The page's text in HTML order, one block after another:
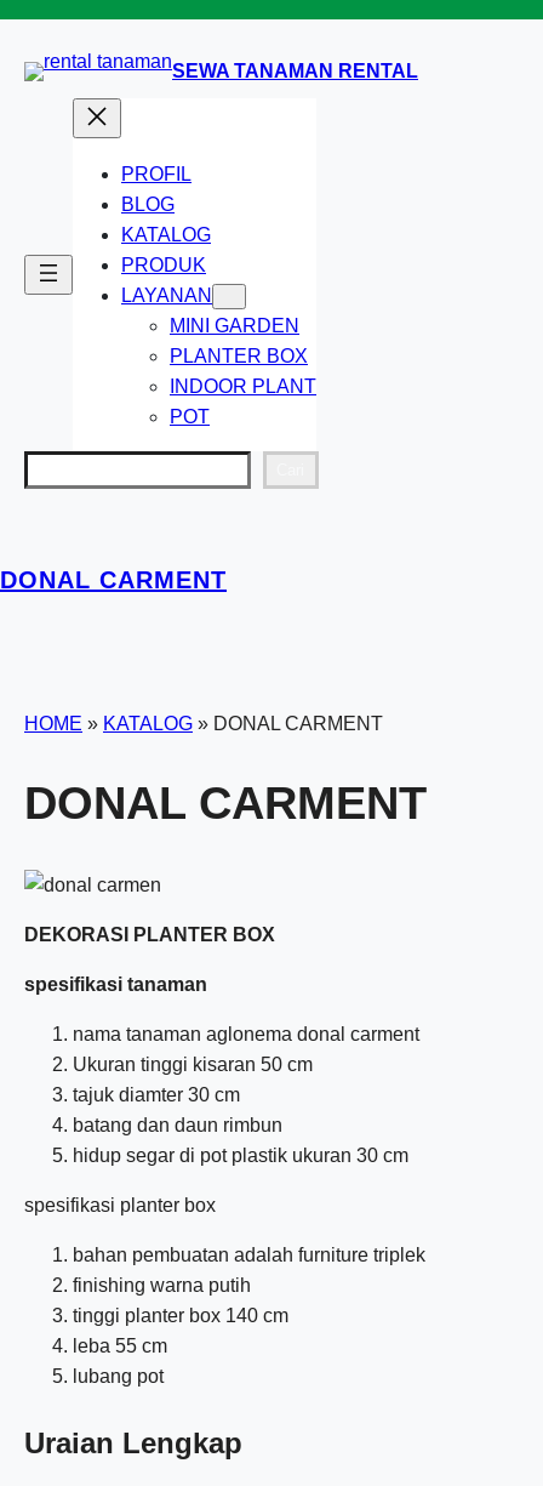
konten
SEWA TANAMAN RENTAL
PROFIL
BLOG
KATALOG
PRODUK
LAYANAN
MINI GARDEN
PLANTER BOX
INDOOR PLANT
POT
DONAL CARMENT
HOME » KATALOG » DONAL CARMENT
DONAL CARMENT
DEKORASI PLANTER BOX
spesifikasi tanaman
nama tanaman aglonema donal carment
Ukuran tinggi kisaran 50 cm
tajuk diamter 30 cm
batang dan daun rimbun
hidup segar di pot plastik ukuran 30 cm
spesifikasi planter box
bahan pembuatan adalah furniture triplek
finishing warna putih
tinggi planter box 140 cm
leba 55 cm
lubang pot
Uraian Lengkap